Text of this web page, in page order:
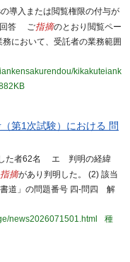
導入または閲覧権限の付与が
回答 ご指摘のとおり閲覧ペー
において、受託者の業務範囲
kikakuteiank
第1次試験）における 問
した者62名 エ 判明の経緯
指摘があり判明した。 (2) 該当
」の問題番号 四-問四 解
news2026071501.html
種